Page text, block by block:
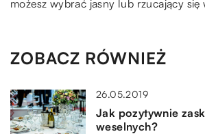
możesz wybrać jasny lub rzucający się
ZOBACZ RÓWNIEŻ
26.05.2019
Jak pozytywnie
weselnych?